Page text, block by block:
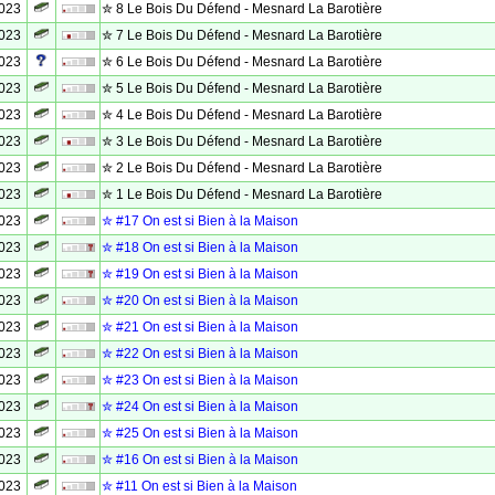
✮ 8 Le Bois Du Défend - Mesnard La Barotière
✮ 7 Le Bois Du Défend - Mesnard La Barotière
✮ 6 Le Bois Du Défend - Mesnard La Barotière
✮ 5 Le Bois Du Défend - Mesnard La Barotière
✮ 4 Le Bois Du Défend - Mesnard La Barotière
✮ 3 Le Bois Du Défend - Mesnard La Barotière
✮ 2 Le Bois Du Défend - Mesnard La Barotière
✮ 1 Le Bois Du Défend - Mesnard La Barotière
✮ #17 On est si Bien à la Maison
✮ #18 On est si Bien à la Maison
✮ #19 On est si Bien à la Maison
✮ #20 On est si Bien à la Maison
✮ #21 On est si Bien à la Maison
✮ #22 On est si Bien à la Maison
✮ #23 On est si Bien à la Maison
✮ #24 On est si Bien à la Maison
✮ #25 On est si Bien à la Maison
✮ #16 On est si Bien à la Maison
✮ #11 On est si Bien à la Maison